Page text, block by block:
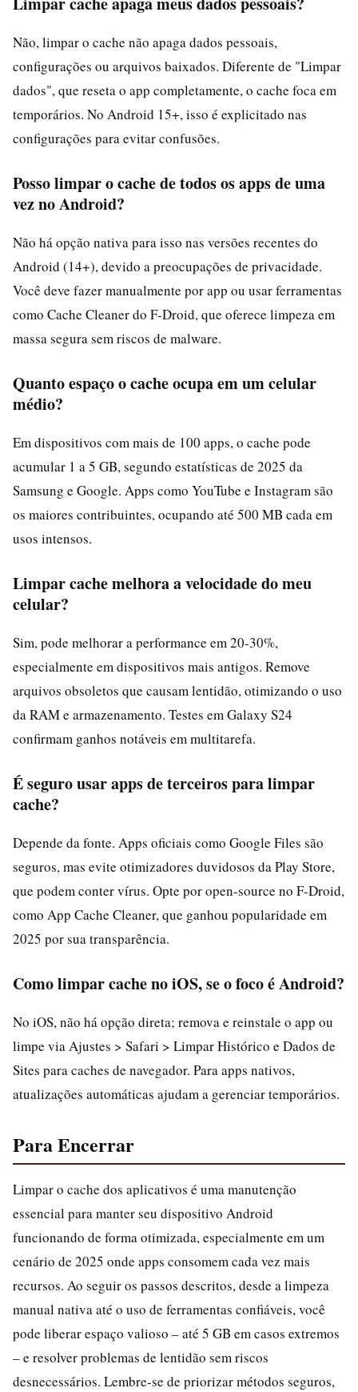
Não, limpar o cache não apaga dados pessoais,
configurações ou arquivos baixados. Diferente de "Limpar
dados", que reseta o app completamente, o cache foca em
temporários. No Android 15+, isso é explicitado nas
configurações para evitar confusões.
Posso limpar o cache de todos os apps de uma
vez no Android?
Não há opção nativa para isso nas versões recentes do
Android (14+), devido a preocupações de privacidade.
Você deve fazer manualmente por app ou usar ferramentas
como Cache Cleaner do F-Droid, que oferece limpeza em
massa segura sem riscos de malware.
Quanto espaço o cache ocupa em um celular
médio?
Em dispositivos com mais de 100 apps, o cache pode
acumular 1 a 5 GB, segundo estatísticas de 2025 da
Samsung e Google. Apps como YouTube e Instagram são
os maiores contribuintes, ocupando até 500 MB cada em
usos intensos.
Limpar cache melhora a velocidade do meu
celular?
Sim, pode melhorar a performance em 20-30%,
especialmente em dispositivos mais antigos. Remove
arquivos obsoletos que causam lentidão, otimizando o uso
da RAM e armazenamento. Testes em Galaxy S24
confirmam ganhos notáveis em multitarefa.
É seguro usar apps de terceiros para limpar
cache?
Depende da fonte. Apps oficiais como Google Files são
seguros, mas evite otimizadores duvidosos da Play Store,
que podem conter vírus. Opte por open-source no F-Droid,
como App Cache Cleaner, que ganhou popularidade em
2025 por sua transparência.
Como limpar cache no iOS, se o foco é Android?
No iOS, não há opção direta; remova e reinstale o app ou
limpe via Ajustes > Safari > Limpar Histórico e Dados de
Sites para caches de navegador. Para apps nativos,
atualizações automáticas ajudam a gerenciar temporários.
Para Encerrar
Limpar o cache dos aplicativos é uma manutenção
essencial para manter seu dispositivo Android
funcionando de forma otimizada, especialmente em um
cenário de 2025 onde apps consomem cada vez mais
recursos. Ao seguir os passos descritos, desde a limpeza
manual nativa até o uso de ferramentas confiáveis, você
pode liberar espaço valioso – até 5 GB em casos extremos
– e resolver problemas de lentidão sem riscos
desnecessários. Lembre-se de priorizar métodos seguros,